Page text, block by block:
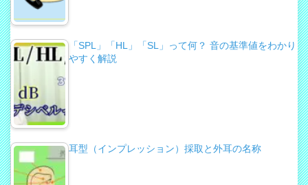
「SPL」「HL」「SL」って何？ 音の基準値をわかり
やすく解説
耳型（インプレッション）採取と外耳の名称